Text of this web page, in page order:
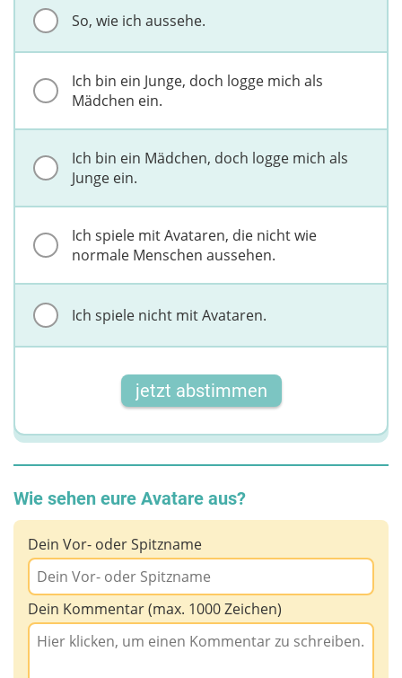
So, wie ich aussehe.
Ich bin ein Junge, doch logge mich als
Mädchen ein.
Ich bin ein Mädchen, doch logge mich als
Junge ein.
Ich spiele mit Avataren, die nicht wie
normale Menschen aussehen.
Ich spiele nicht mit Avataren.
jetzt abstimmen
Wie sehen eure Avatare aus?
Dein Vor- oder Spitzname
Dein Kommentar (max. 1000 Zeichen)